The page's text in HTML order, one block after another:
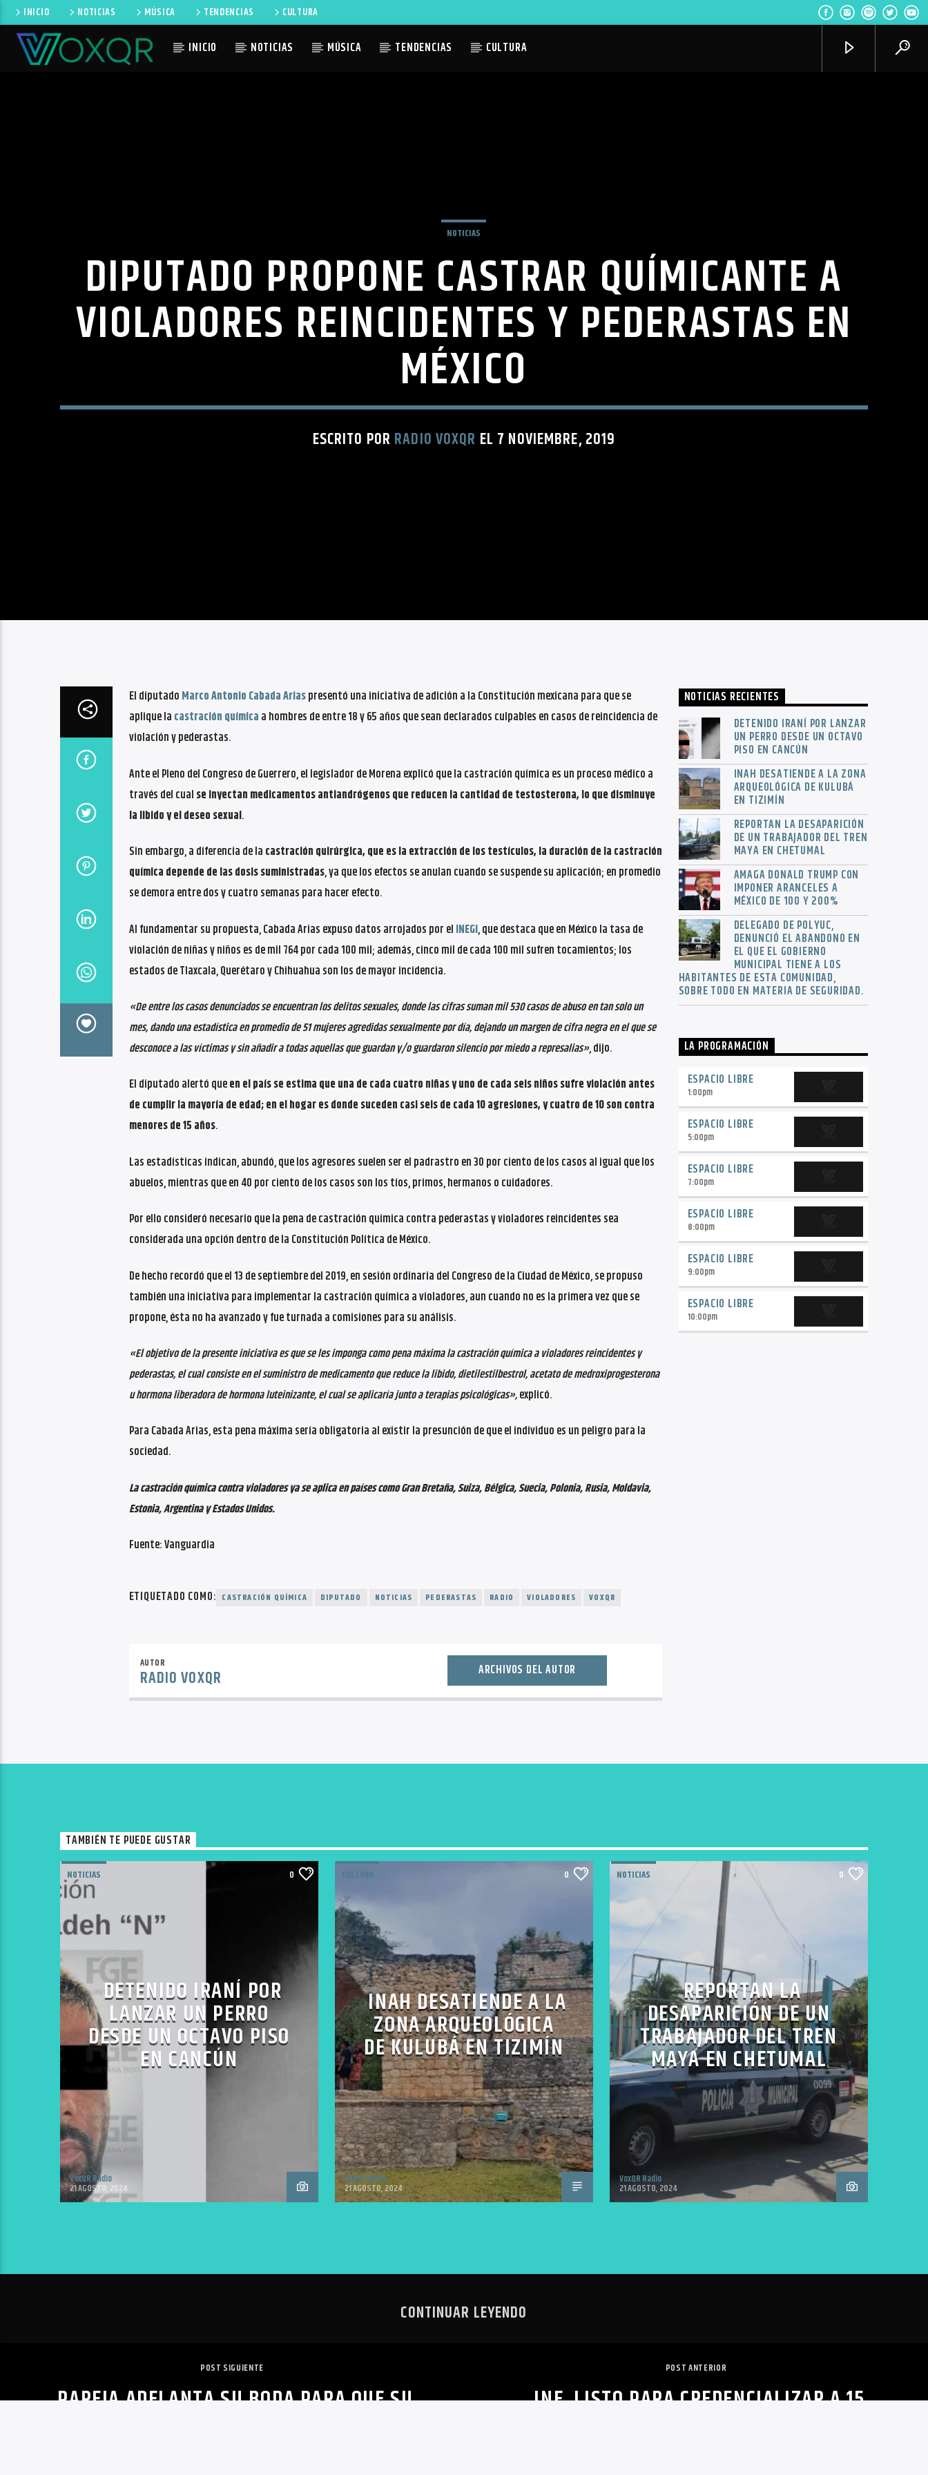
INICIO NOTICIAS MÚSICA TENDENCIAS CULTURA
INICIO NOTICIAS MÚSICA TENDENCIAS CULTURA
NOTICIAS
DIPUTADO PROPONE CASTRAR QUÍMICANTE A
VIOLADORES REINCIDENTES Y PEDERASTAS EN
MÉXICO
ESCRITO POR RADIO VOXQR EL 7 NOVIEMBRE, 2019
El diputado Marco Antonio Cabada Ariaspresentó una iniciativa de adición a la Constitución mexicana para que se
aplique la castración química a hombres de entre 18 y 65 años que sean declarados culpables en casos de reincidencia de
violación y pederastas.
Ante el Pleno del Congreso de Guerrero, el legislador de Morena explicó que la castración química es un proceso médico a
través del cual se inyectan medicamentos antiandrógenos que reducen la cantidad de testosterona, lo que disminuye
la libido y el deseo sexual.
Sin embargo, a diferencia de la castración quirúrgica, que es la extracción de los testículos, la duración de la castración
química depende de las dosis suministradas, ya que los efectos se anulan cuando se suspende su aplicación; en promedio
se demora entre dos y cuatro semanas para hacer efecto.
Al fundamentar su propuesta, Cabada Arias expuso datos arrojados por el INEGI, que destaca que en México la tasa de
violación de niñas y niños es de mil 764 por cada 100 mil; además, cinco mil de cada 100 mil sufren tocamientos; los
estados de Tlaxcala, Querétaro y Chihuahua son los de mayor incidencia.
«De entre los casos denunciados se encuentran los delitos sexuales, donde las cifras suman mil 530 casos de abuso en tan solo un
mes, dando una estadística en promedio de 51 mujeres agredidas sexualmente por día, dejando un margen de cifra negra en el que se
desconoce a las víctimas y sin añadir a todas aquellas que guardan y/o guardaron silencio por miedo a represalias», dijo.
El diputado alertó queen el país se estima que una de cada cuatro niñas y uno de cada seis niños sufre violación antes
de cumplir la mayoría de edad; en el hogar es donde suceden casi seis de cada 10 agresiones, y cuatro de 10 son contra
menores de 15 años.
Las estadísticas indican, abundó, que los agresores suelen ser el padrastro en 30 por ciento de los casos al igual que los
abuelos, mientras que en 40 por ciento de los casos son los tíos, primos, hermanos o cuidadores.
Por ello consideró necesario que la pena de castración química contra pederastas y violadores reincidentes sea
considerada una opción dentro de la Constitución Política de México.
De hecho recordó que el 13 de septiembre del 2019, en sesión ordinaria del Congreso de la Ciudad de México, se propuso
también una iniciativa para implementar la castración química a violadores, aun cuando no es la primera vez que se
propone, ésta no ha avanzado y fue turnada a comisiones para su análisis.
«El objetivo de la presente iniciativa es que se les imponga como pena máxima la castración química a violadores reincidentes y
pederastas, el cual consiste en el suministro de medicamento que reduce la libido, dietilestilbestrol, acetato de medroxiprogesterona
u hormona liberadora de hormona luteinizante, el cual se aplicaría junto a terapias psicológicas»,explicó.
Para Cabada Arias, esta pena máxima sería obligatoria al existir la presunción de que el individuo es un peligro para la
sociedad.
La castración química contra violadores ya se aplica en países como Gran Bretaña, Suiza, Bélgica, Suecia, Polonia, Rusia, Moldavia,
Estonia, Argentina y Estados Unidos.
Fuente: Vanguardia
ETIQUETADO COMO: CASTRACIÓN QUÍMICA DIPUTADO NOTICIAS PEDERASTAS RADIO VIOLADORES VOXQR
AUTOR
RADIO VOXQR ARCHIVOS DEL AUTOR
NOTICIAS RECIENTES
DETENIDO IRANÍ POR LANZAR
UN PERRO DESDE UN OCTAVO
PISO EN CANCÚN
INAH DESATIENDE A LA ZONA
ARQUEOLÓGICA DE KULUBÁ
EN TIZIMÍN
REPORTAN LA DESAPARICIÓN
DE UN TRABAJADOR DEL TREN
MAYA EN CHETUMAL
AMAGA DONALD TRUMP CON
IMPONER ARANCELES A
MÉXICO DE 100 Y 200%
DELEGADO DE POLYUC,
DENUNCIÓ EL ABANDONO EN
EL QUE EL GOBIERNO
MUNICIPAL TIENE A LOS
HABITANTES DE ESTA COMUNIDAD,
SOBRE TODO EN MATERIA DE SEGURIDAD.
LA PROGRAMACIÓN
ESPACIO LIBRE
1:00pm
ESPACIO LIBRE
5:00pm
ESPACIO LIBRE
7:00pm
ESPACIO LIBRE
8:00pm
ESPACIO LIBRE
9:00pm
ESPACIO LIBRE
10:00pm
TAMBIÉN TE PUEDE GUSTAR
NOTICIAS 0
DETENIDO IRANÍ POR
LANZAR UN PERRO
DESDE UN OCTAVO PISO
EN CANCÚN
VoxQR Radio
21 AGOSTO, 2024
CULTURA 0
INAH DESATIENDE A LA
ZONA ARQUEOLÓGICA
DE KULUBÁ EN TIZIMÍN
VoxQR Radio
21 AGOSTO, 2024
NOTICIAS 0
REPORTAN LA
DESAPARICIÓN DE UN
TRABAJADOR DEL TREN
MAYA EN CHETUMAL
VoxQR Radio
21 AGOSTO, 2024
CONTINUAR LEYENDO
POST SIGUIENTE
PAREJA ADELANTA SU BODA PARA QUE SU
POST ANTERIOR
INE, LISTO PARA CREDENCIALIZAR A 15